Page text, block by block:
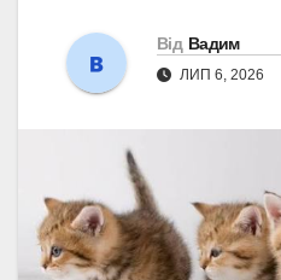
Від Вадим
ЛИП 6, 2026